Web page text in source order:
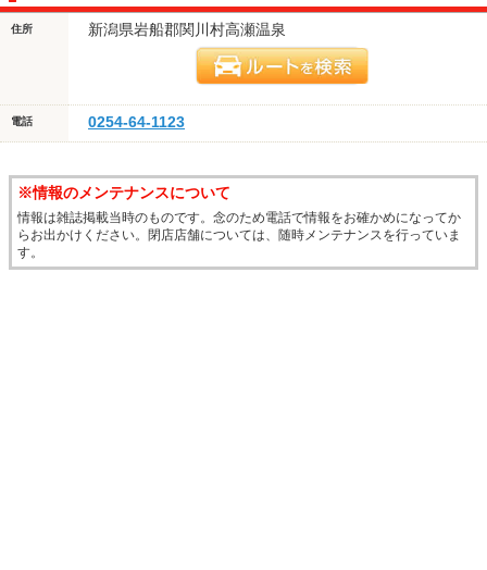
住所 新潟県岩船郡関川村高瀬温泉
電話 0254-64-1123
※情報のメンテナンスについて
情報は雑誌掲載当時のものです。念のため電話で情報をお確かめになってか
らお出かけください。閉店店舗については、随時メンテナンスを行っていま
す。